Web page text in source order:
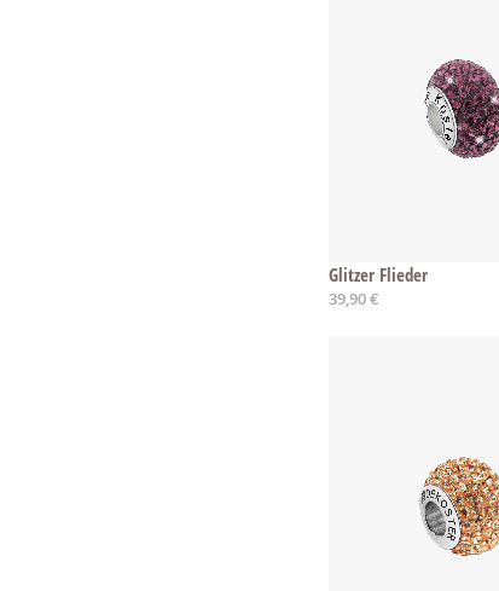
Glitzer Flieder
39,90 €